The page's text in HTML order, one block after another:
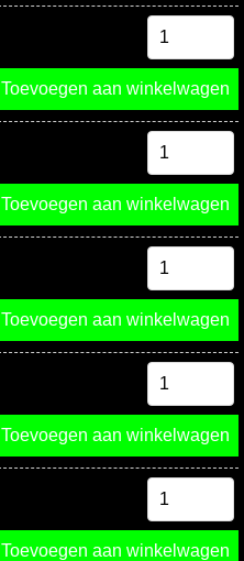
Toevoegen aan winkelwagen
Toevoegen aan winkelwagen
Toevoegen aan winkelwagen
Toevoegen aan winkelwagen
Toevoegen aan winkelwagen